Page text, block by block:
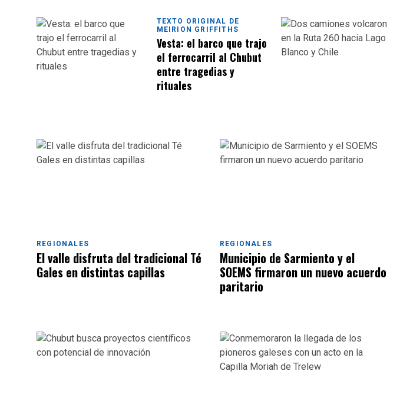
TEXTO ORIGINAL DE
MEIRION GRIFFITHS
Vesta: el barco que trajo
el ferrocarril al Chubut
entre tragedias y
rituales
REGIONALES
El valle disfruta del tradicional Té
Gales en distintas capillas
REGIONALES
Municipio de Sarmiento y el
SOEMS firmaron un nuevo acuerdo
paritario